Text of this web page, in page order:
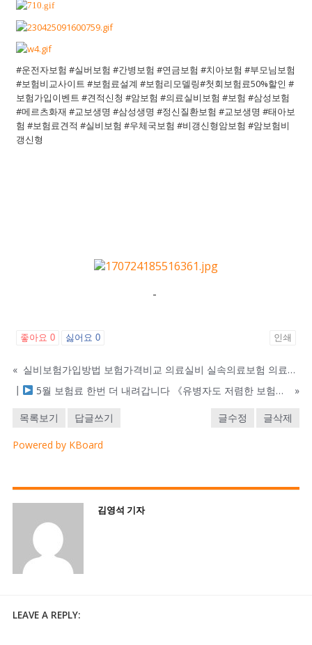
#운전자보험 #실버보험 #간병보험 #연금보험 #치아보험 #부모님보험
#보험비교사이트 #보험료설계 #보험리모델링#첫회보험료50%할인 #
보험가입이벤트 #견적신청 #암보험 #의료실비보험 #보험 #삼성보험
#메르츠화재 #교보생명 #삼성생명 #정신질환보험 #교보생명 #태아보
험 #보험료견적 #실비보험 #우체국보험 #비갱신형암보험 #암보험비
갱신형
-
좋아요 0 싫어요 0 인쇄
«
실비보험가입방법 보험가격비교 의료실비 실속의료보험 의료보험료계산 보험비교
┃
5월 보험료 한번 더 내려갑니다 《유병자도 저렴한 보험료》 »
목록보기 답글쓰기 글수정 글삭제
Powered by KBoard
김영석 기자
LEAVE A REPLY: